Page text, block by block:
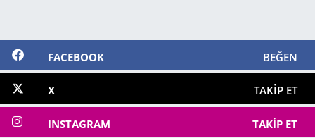
FACEBOOK BEĞEN
X TAKIP ET
INSTAGRAM TAKIP ET